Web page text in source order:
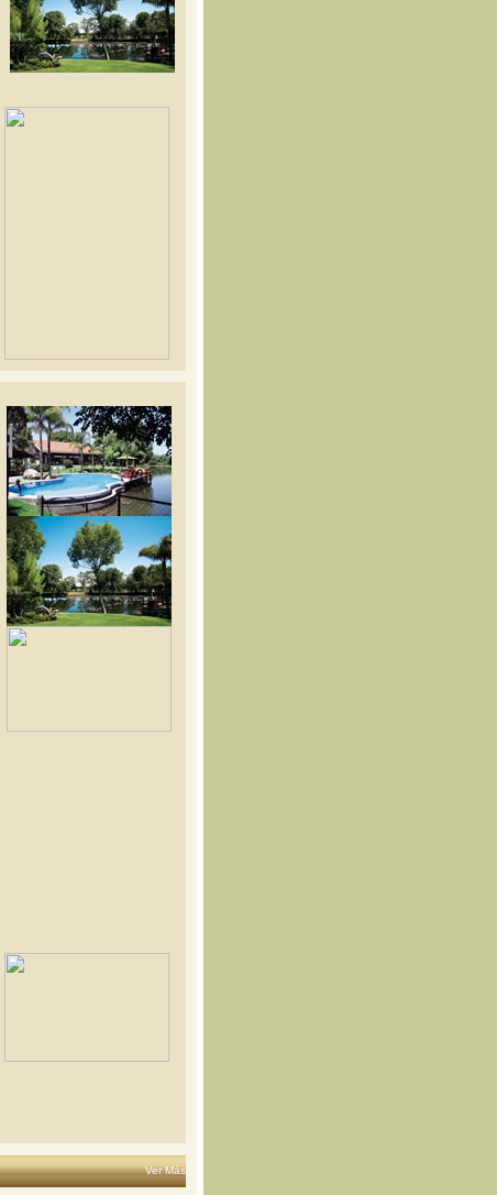
Ver Más